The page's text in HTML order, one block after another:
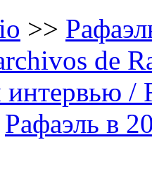
>>
de
/
Рафаэль в